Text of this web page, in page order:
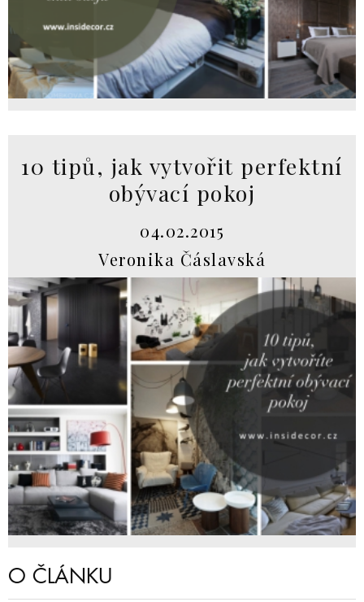
10 tipů, jak vytvořit perfektní
obývací pokoj
04.02.2015
Veronika Čáslavská
O ČLÁNKU